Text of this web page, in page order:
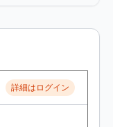
詳細はログイン